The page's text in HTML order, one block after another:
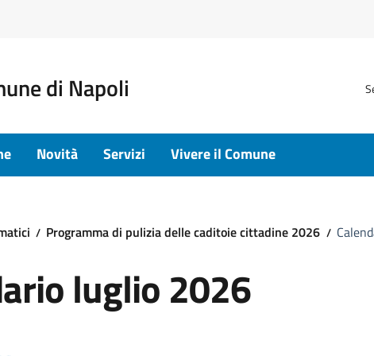
di Napoli
Novità Servizi Vivere il Comune
Programma di pulizia delle caditoie cittadine 2026
luglio 2026